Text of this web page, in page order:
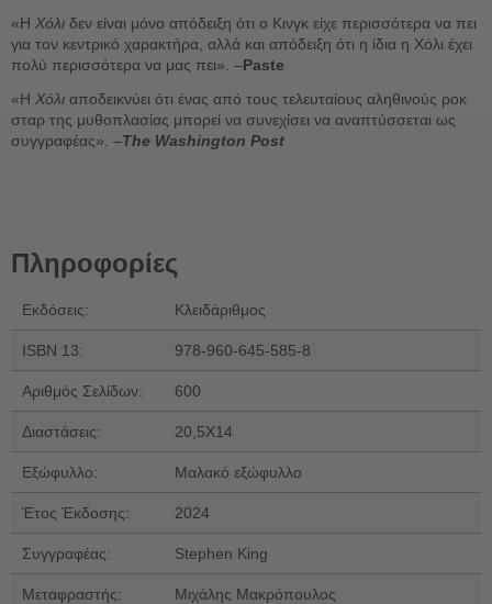
«Η Χόλι δεν είναι μόνο απόδειξη ότι ο Κινγκ είχε περισσότερα να πει
για τον κεντρικό χαρακτήρα, αλλά και απόδειξη ότι η ίδια η Χόλι έχει
πολύ περισσότερα να μας πει». –Paste
«Η Χόλι αποδεικνύει ότι ένας από τους τελευταίους αληθινούς ροκ
σταρ της μυθοπλασίας μπορεί να συνεχίσει να αναπτύσσεται ως
συγγραφέας». –The Washington Post
Πληροφορίες
Εκδόσεις: Κλειδάριθμος
ISBN 13: 978-960-645-585-8
Αριθμός Σελίδων: 600
Διαστάσεις: 20,5Χ14
Εξώφυλλο: Μαλακό εξώφυλλο
Έτος Έκδοσης: 2024
Συγγραφέας: Stephen King
Μεταφραστής: Μιχάλης Μακρόπουλος